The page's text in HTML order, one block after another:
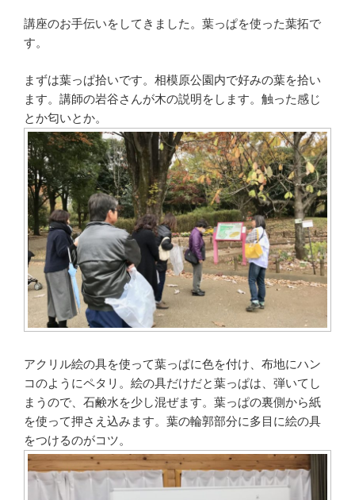
講座のお手伝いをしてきました。葉っぱを使った葉拓で
す。
まずは葉っぱ拾いです。相模原公園内で好みの葉を拾い
ます。講師の岩谷さんが木の説明をします。触った感じ
とか匂いとか。
アクリル絵の具を使って葉っぱに色を付け、布地にハン
コのようにペタリ。絵の具だけだと葉っぱは、弾いてし
まうので、石鹸水を少し混ぜます。葉っぱの裏側から紙
を使って押さえ込みます。葉の輪郭部分に多目に絵の具
をつけるのがコツ。